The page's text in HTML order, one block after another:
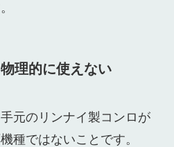
理的に使えない
元のリンナイ製コンロが
種ではないことです。